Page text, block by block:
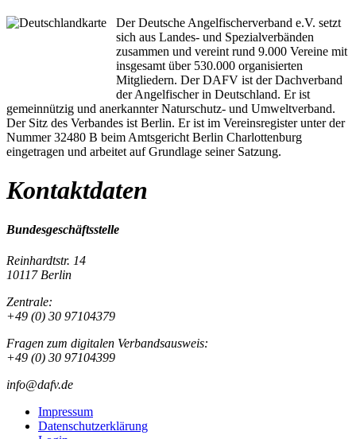
Der Deutsche Angelfischerverband e.V. setzt
sich aus Landes- und Spezialverbänden
zusammen und vereint rund 9.000 Vereine mit
insgesamt über 530.000 organisierten
Mitgliedern. Der DAFV ist der Dachverband
der Angelfischer in Deutschland. Er ist
gemeinnützig und anerkannter Naturschutz- und Umweltverband.
Der Sitz des Verbandes ist Berlin. Er ist im Vereinsregister unter der
Nummer 32480 B beim Amtsgericht Berlin Charlottenburg
eingetragen und arbeitet auf Grundlage seiner Satzung.
Kontaktdaten
Bundesgeschäftsstelle
Reinhardtstr. 14
10117 Berlin
Zentrale:
+49 (0) 30 97104379
Fragen zum digitalen Verbandsausweis:
+49 (0) 30 97104399
info@dafv.de
Impressum
Datenschutzerklärung